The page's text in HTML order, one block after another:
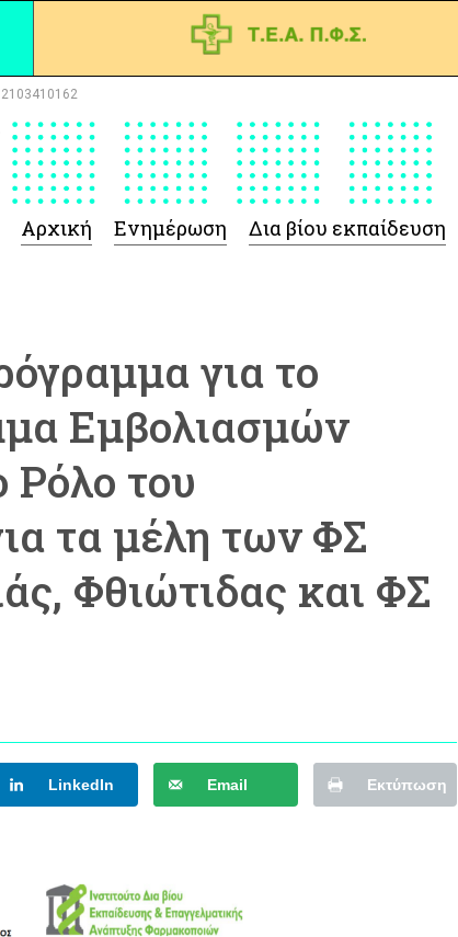
2103410162
Αρχική Ενημέρωση Δια βίου εκπαίδευση
για το
Εμβολιασμών
Ρόλο του
τα μέλη των ΦΣ
Φθιώτιδας και ΦΣ
LinkedIn Email Εκτύπωση